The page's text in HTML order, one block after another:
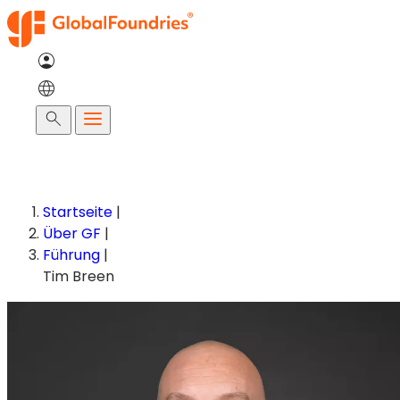
Zum
Inhalt
springen
Suche
Startseite |
Über GF |
Führung |
Tim Breen